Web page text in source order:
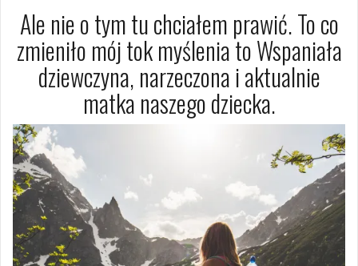
Ale nie o tym tu chciałem prawić. To co
zmieniło mój tok myślenia to Wspaniała
dziewczyna, narzeczona i aktualnie
matka naszego dziecka.